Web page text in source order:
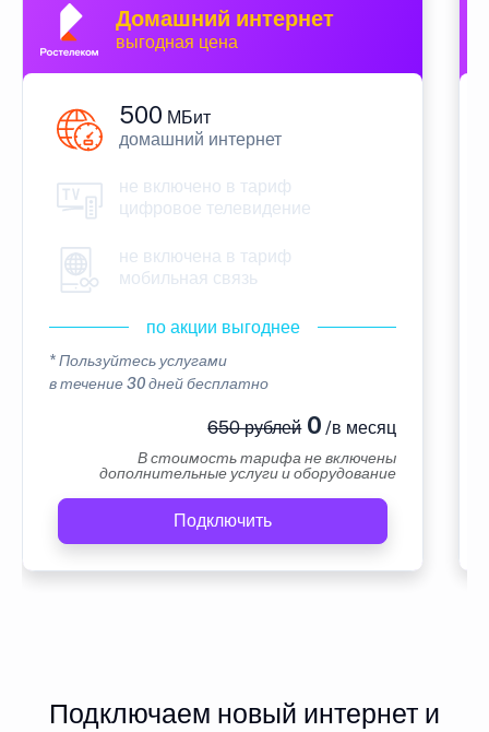
Домашний интернет
выгодная цена
500 МБит
домашний интернет
не включено в тариф
цифровое телевидение
не включена в тариф
мобильная связь
по акции выгоднее
* Пользуйтесь услугами
в течение 30 дней бесплатно
650 рублей0 /в месяц
В стоимость тарифа не включены
дополнительные услуги и оборудование
Подключить
Подключаем новый интернет и